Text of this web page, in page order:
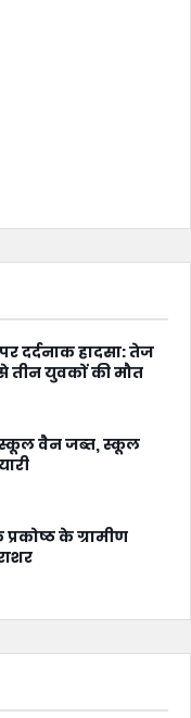
दर्दनाक हादसा: तेज
तीन युवकों की मौत
वैन जब्त, स्कूल
के ग्रामीण